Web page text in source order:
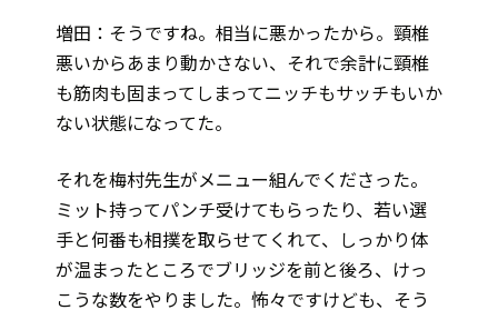
増田：そうですね。相当に悪かったから。頸椎
悪いからあまり動かさない、それで余計に頸椎
も筋肉も固まってしまってニッチもサッチもいか
ない状態になってた。
それを梅村先生がメニュー組んでくださった。
ミット持ってパンチ受けてもらったり、若い選
手と何番も相撲を取らせてくれて、しっかり体
が温まったところでブリッジを前と後ろ、けっ
こうな数をやりました。怖々ですけども、そう